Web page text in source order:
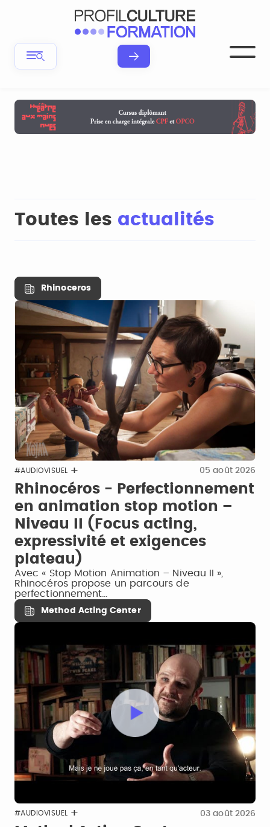
Toutes les actualités
Rhinoceros
#AUDIOVISUEL 05 août 2026
Rhinocéros - Perfectionnement
en animation stop motion –
Niveau II (Focus acting,
expressivité et exigences
plateau)
Avec « Stop Motion Animation – Niveau II »,
Rhinocéros propose un parcours de
perfectionnement…
Method Acting Center
#AUDIOVISUEL 03 août 2026